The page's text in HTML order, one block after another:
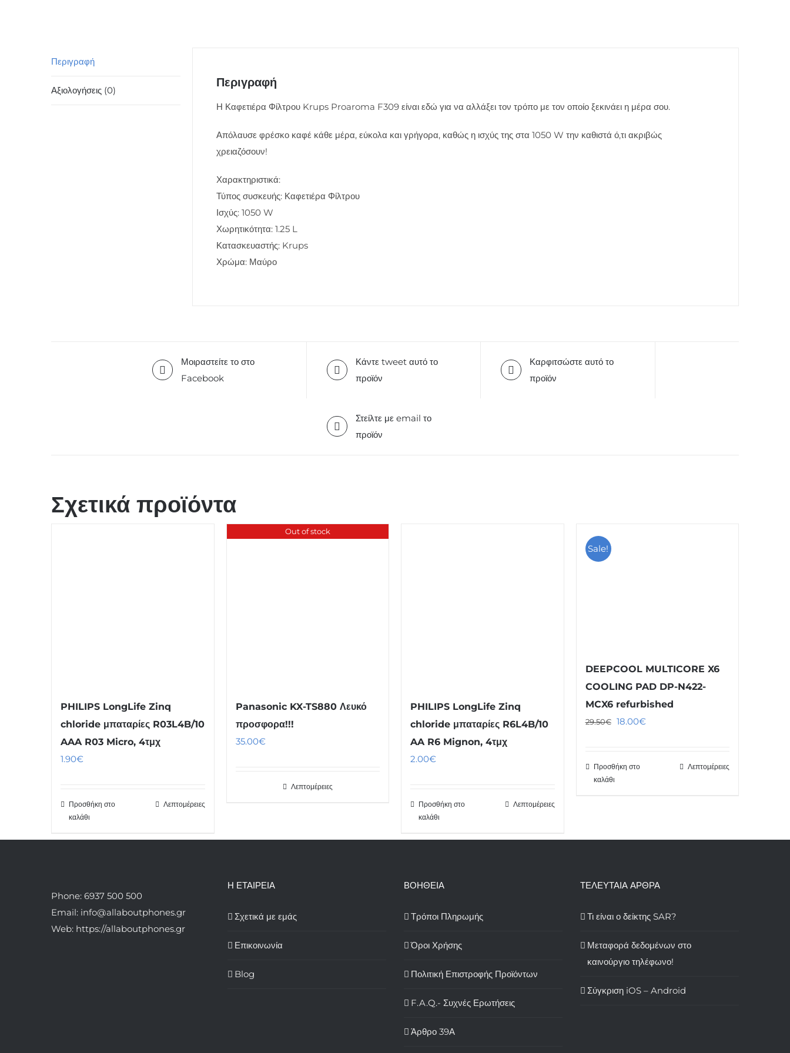
Περιγραφή
Αξιολογήσεις (0)
Περιγραφή
Η Καφετιέρα Φίλτρου Krups Proaroma F309 είναι εδώ για να αλλάξει τον τρόπο με τον οποίο ξεκινάει η μέρα σου.
Απόλαυσε φρέσκο καφέ κάθε μέρα, εύκολα και γρήγορα, καθώς η ισχύς της στα 1050 W την καθιστά ό,τι ακριβώς
χρειαζόσουν!
Χαρακτηριστικά:
Τύπος συσκευής: Καφετιέρα Φίλτρου
Ισχύς: 1050 W
Χωρητικότητα: 1.25 L
Κατασκευαστής: Krups
Χρώμα: Μαύρο
Μοιραστείτε το στο
Facebook
Κάντε tweet αυτό το
προϊόν
Καρφιτσώστε αυτό το
προϊόν
Στείλτε με email το
προϊόν
Σχετικά προϊόντα
PHILIPS LongLife Zinq
chloride μπαταρίες R03L4B/10
AAA R03 Micro, 4τμχ
1.90€
Προσθήκη στο
καλάθι
Λεπτομέρειες
Out of stock
Panasonic KX-TS880 Λευκό
προσφορα!!!
35.00€
Λεπτομέρειες
PHILIPS LongLife Zinq
chloride μπαταρίες R6L4B/10
AA R6 Mignon, 4τμχ
2.00€
Προσθήκη στο
καλάθι
Λεπτομέρειες
Sale!
DEEPCOOL MULTICORE X6
COOLING PAD DP-N422-
MCX6 refurbished
29.50€ Original
29.50€.
18.00€Η
Προσθήκη στο
καλάθι
Λεπτομέρειες
Phone: 6937 500 500
Email: info@allaboutphones.gr
Web: https://allaboutphones.gr
Η ΕΤΑΙΡΕΙΑ
Σχετικά με εμάς
Επικοινωνία
Blog
ΒΟΗΘΕΙΑ
Τρόποι Πληρωμής
Όροι Χρήσης
Πολιτική Επιστροφής Προϊόντων
F.A.Q.- Συχνές Ερωτήσεις
Άρθρο 39Α
ΤΕΛΕΥΤΑΙΑ ΑΡΘΡΑ
Τι είναι ο δείκτης SAR?
Μεταφορά δεδομένων στο
καινούργιο τηλέφωνο!
Σύγκριση iOS – Android